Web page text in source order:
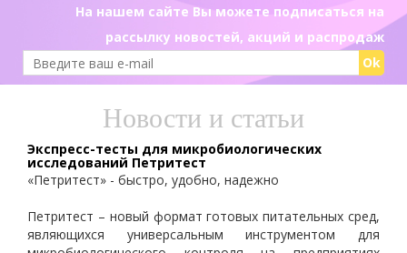
На нашем сайте Вы можете подписаться на
рассылку новостей, акций и распродаж
Ok
Новости и статьи
Экспресс-тесты для микробиологических
исследований Петритест
«Петритест» - быстро, удобно, надежно
Петритест – новый формат готовых питательных сред,
являющихся универсальным инструментом для